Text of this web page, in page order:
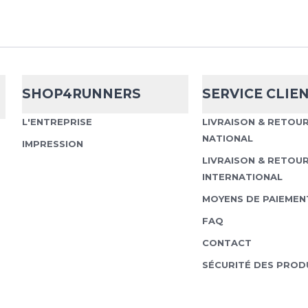
athlètes qui
d'entraînement, nous
Le Motion Sports Bra
SHOP4RUNNERS
L'ENTREPRISE
IMPRESSION
SERVICE
LIVRAISON &
NATIONAL
LIVRAISON &
INTERNATIONAL
MOYENS DE
FAQ
CONTACT
SÉCURITÉ DES